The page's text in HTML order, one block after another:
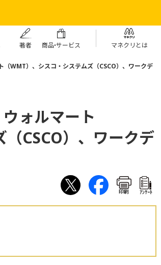
著者 商品・サービス マネクリとは
（WMT）、シスコ・システムズ（CSCO）、ワークデ
ォルマート
（CSCO）、ワークデ
印刷 ｱﾝｹｰﾄ